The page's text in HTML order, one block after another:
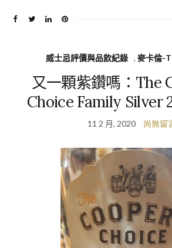
威士忌評價與品飲紀錄 , 麥卡倫-
又一顆紫鑽嗎：The
Choice Family Silver
11 2 月, 2020 尚無留